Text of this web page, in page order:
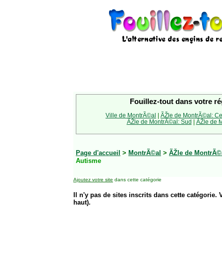
Fouillez-tout dans votre
Ville de MontrÃ©al | ÃŽle de MontrÃ©al:
ÃŽle de MontrÃ©al: Sud | ÃŽle de
Page d'accueil > MontrÃ©al > ÃŽle de
Autisme
Ajoutez votre site dans cette catégorie
Il n'y pas de sites inscrits dans cette
haut).